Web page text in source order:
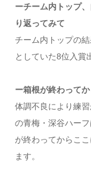
ーチーム内トップ
り返ってみて
チーム内トップの
としていた8位入賞
ー箱根が終わって
体調不良により練
の青梅・深谷ハー
が終わってからこ
ます。